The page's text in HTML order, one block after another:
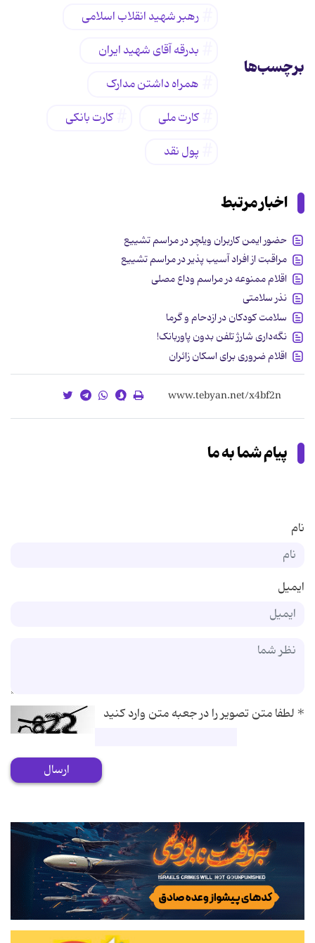
برچسب‌ها
رهبر شهید انقلاب اسلامی
بدرقه آقای شهید ایران
همراه داشتن مدارک
کارت ملی
کارت بانکی
پول نقد
اخبار مرتبط
حضور ایمن کاربران ویلچر در مراسم تشییع
مراقبت از افراد آسیب پذیر در مراسم تشییع
اقلام ممنوعه در مراسم وداع مصلی
نذر سلامتی
سلامت کودکان در ازدحام و گرما
نگه‌داری شارژ تلفن بدون پاوربانک!
اقلام ضروری برای اسکان زائران
پیام شما به ما
نام
ایمیل
*لطفا متن تصویر را در جعبه متن وارد کنید
ارسال